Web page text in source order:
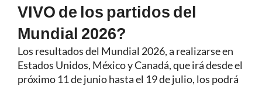
VIVO de los partidos del
Mundial 2026?
Los resultados del Mundial 2026, a realizarse en
Estados Unidos, México y Canadá, que irá desde el
próximo 11 de junio hasta el 19 de julio, los podrá